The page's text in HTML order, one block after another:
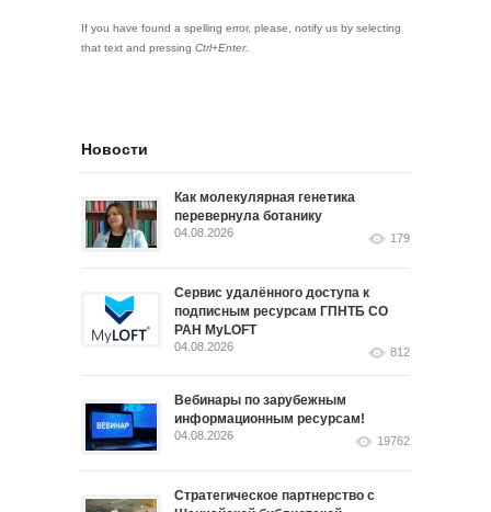
If you have found a spelling error, please, notify us by selecting
that text and pressing Ctrl+Enter.
Новости
Как молекулярная генетика
перевернула ботанику
04.08.2026 179
Сервис удалённого доступа к
подписным ресурсам ГПНТБ СО
РАН MyLOFT
04.08.2026 812
Вебинары по зарубежным
информационным ресурсам!
04.08.2026 19762
Стратегическое партнерство с